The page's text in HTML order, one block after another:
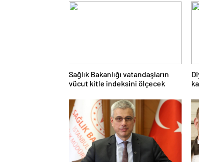
Sağlık Bakanlığı vatandaşların
vücut kitle indeksini ölçecek